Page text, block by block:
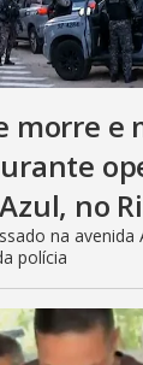
morre e
no
na avenida
polícia